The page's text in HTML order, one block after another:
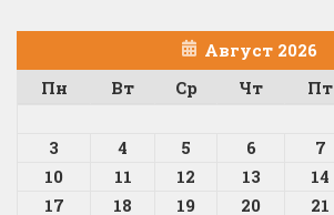
Август 2026
Пн
Вт Ср Чт Пт
3
4 5 6 7
10
11 12 13 14
17
18 19 20 21